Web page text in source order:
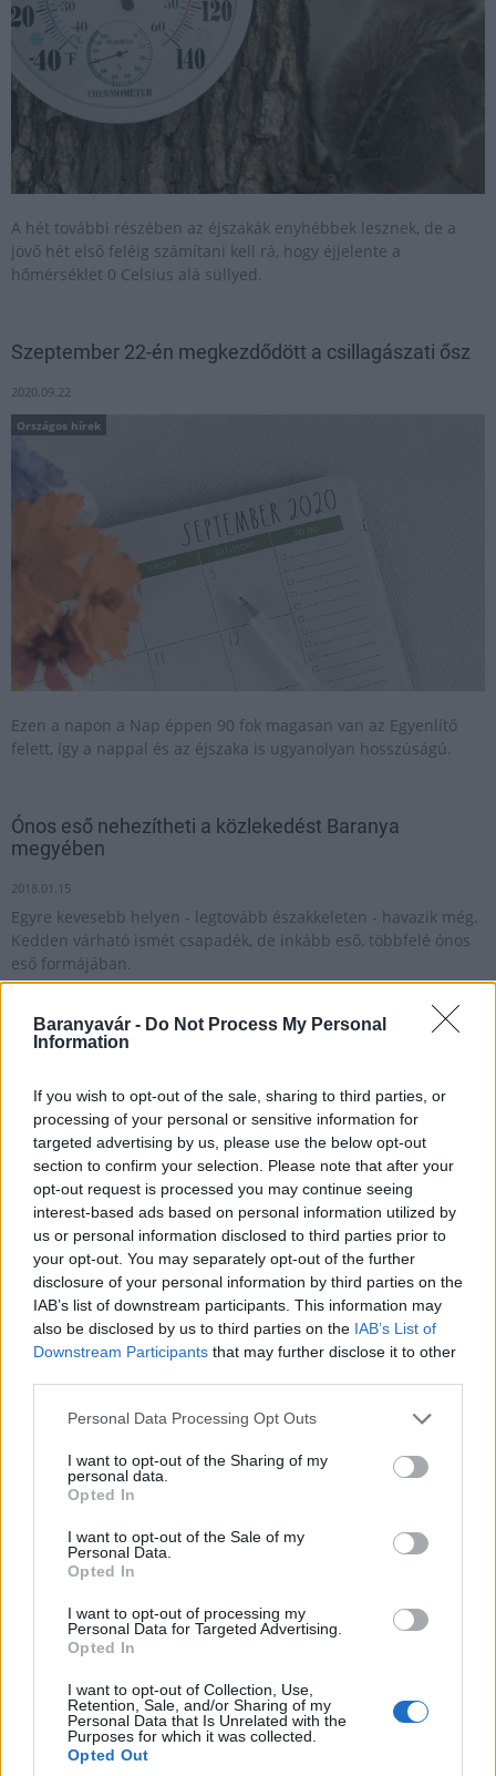
Baranyavár - Do Not Process My Personal
Information
If you wish to opt-out of the sale, sharing to third parties, or
processing of your personal or sensitive information for
targeted advertising by us, please use the below opt-out
section to confirm your selection. Please note that after your
opt-out request is processed you may continue seeing
interest-based ads based on personal information utilized by
us or personal information disclosed to third parties prior to
your opt-out. You may separately opt-out of the further
disclosure of your personal information by third parties on the
IAB’s list of downstream participants. This information may
also be disclosed by us to third parties on the IAB’s List of
Downstream Participants that may further disclose it to other
Please note that this website/app uses one or more Google
not limited to your visit or usage behaviour. You may click to
grant or deny consent to Google and its third-party tags to
use your data for below specified purposes in below Google
consent section.
Personal Data Processing Opt Outs
I want to opt-out of the Sharing of my
personal data.
Opted In
I want to opt-out of the Sale of my
Personal Data.
Opted In
I want to opt-out of processing my
Personal Data for Targeted Advertising.
Opted In
I want to opt-out of Collection, Use,
Retention, Sale, and/or Sharing of my
Personal Data that Is Unrelated with the
Purposes for which it was collected.
Opted Out
A hét további részében az éjszakák enyhébbek lesznek, de a
jövő hét első feléig számítani kell rá, hogy éjjelente a
hőmérséklet 0 Celsius alá süllyed.
Szeptember 22-én megkezdődött a csillagászati ősz
2020.09.22
Országos hírek
Ezen a napon a Nap éppen 90 fok magasan van az Egyenlítő
felett, így a nappal és az éjszaka is ugyanolyan hosszúságú.
Ónos eső nehezítheti a közlekedést Baranya
megyében
2018.01.15
Egyre kevesebb helyen - legtovább északkeleten - havazik még.
Kedden várható ismét csapadék, de inkább eső, többfelé ónos
eső formájában.
Zivatarra, intenzív esőzésre figyelmeztet a
2021.07.16
Aktuális
nyugati tájain nagyobb mennyiségű tartós csapadékra is esély
Köd előrejelzésére szolgáló rendszer kidolgozásában
segít a Pécsi Tudományegyetem
2018.12.15